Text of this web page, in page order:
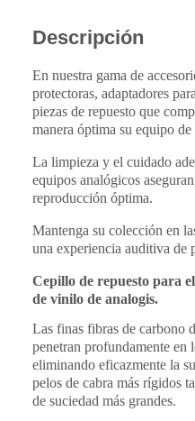
Descripción
En nuestra gama de
protectoras, adaptadores
piezas de repuesto que
manera óptima su equipo
La limpieza y el cuidado
equipos analógicos
reproducción óptima.
Mantenga su colección en
una experiencia auditiva de
Cepillo de repuesto para
de vinilo de analogis.
Las finas fibras de carbono
penetran profundamente en
eliminando eficazmente la
pelos de cabra más rígidos
de suciedad más grandes.